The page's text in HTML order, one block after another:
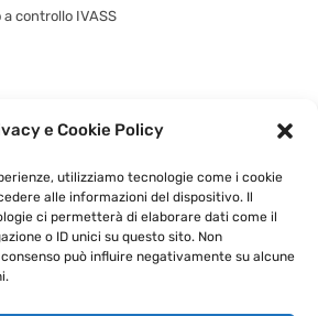
e Cookie Policy
utilizziamo tecnologie come i cookie
alle informazioni del dispositivo. Il
ci permetterà di elaborare dati come il
o ID unici su questo sito. Non
può influire negativamente su alcune
controllo IVASS
Cookie Policy|
by
G.S.V. Digital Solution